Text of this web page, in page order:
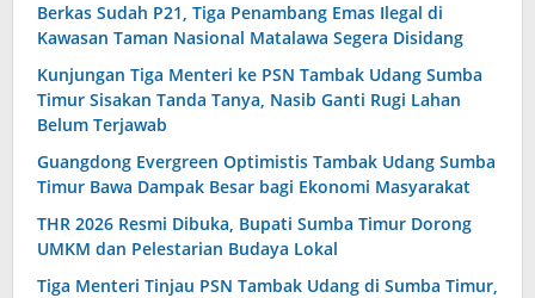
Berkas Sudah P21, Tiga Penambang Emas Ilegal di
Kawasan Taman Nasional Matalawa Segera Disidang
Kunjungan Tiga Menteri ke PSN Tambak Udang Sumba
Timur Sisakan Tanda Tanya, Nasib Ganti Rugi Lahan
Belum Terjawab
Guangdong Evergreen Optimistis Tambak Udang Sumba
Timur Bawa Dampak Besar bagi Ekonomi Masyarakat
THR 2026 Resmi Dibuka, Bupati Sumba Timur Dorong
UMKM dan Pelestarian Budaya Lokal
Tiga Menteri Tinjau PSN Tambak Udang di Sumba Timur,